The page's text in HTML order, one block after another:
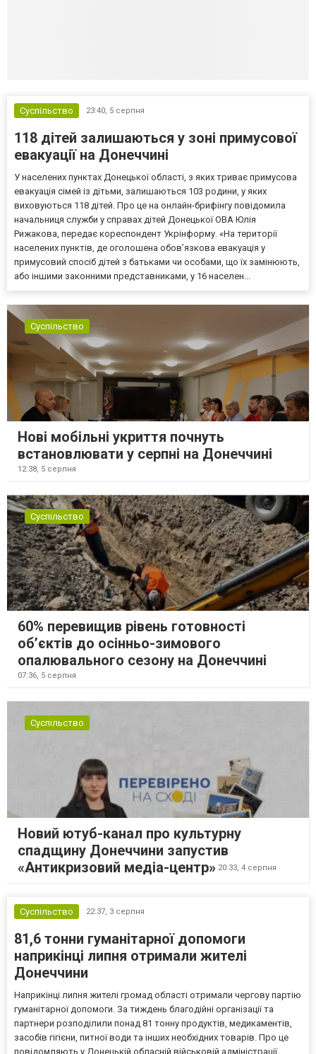
Суспільство 23:40, 5 серпня
118 дітей залишаються у зоні примусової
евакуації на Донеччині
У населених пунктах Донецької області, з яких триває примусова
евакуація сімей із дітьми, залишаються 103 родини, у яких
виховуються 118 дітей. Про це на онлайн-брифінгу повідомила
начальниця служби у справах дітей Донецької ОВА Юлія
Рижакова, передає кореспондент Укрінформу. «На території
населених пунктів, де оголошена обов’язкова евакуація у
примусовий спосіб дітей з батьками чи особами, що їх замінюють,
або іншими законними представниками, у 16 населен...
Суспільство
Нові мобільні укриття почнуть
встановлювати у серпні на Донеччині
12:38, 5 серпня
Суспільство
60% перевищив рівень готовності
об’єктів до осінньо-зимового
опалювального сезону на Донеччині
07:36, 5 серпня
Суспільство
Новий ютуб-канал про культурну
спадщину Донеччини запустив
«Антикризовий медіа-центр» 20:33, 4 серпня
Суспільство 22:37, 3 серпня
81,6 тонни гуманітарної допомоги
наприкінці липня отримали жителі
Донеччини
Наприкінці липня жителі громад області отримали чергову партію
гуманітарної допомоги. За тиждень благодійні організації та
партнери розподілили понад 81 тонну продуктів, медикаментів,
засобів гігієни, питної води та інших необхідних товарів. Про це
повідомляють у Донецькій обласній військовій адміністрації.